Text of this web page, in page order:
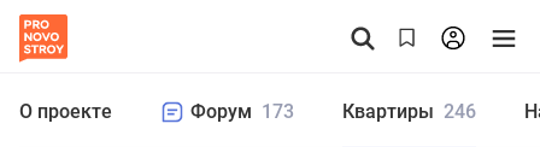
О проекте Форум 173 Квартиры 246